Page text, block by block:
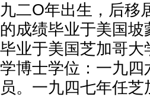
九二O年出生，后移
的成绩毕业于美国
毕业于美国芝加哥
学博士学位：一九
员。一九四七年任